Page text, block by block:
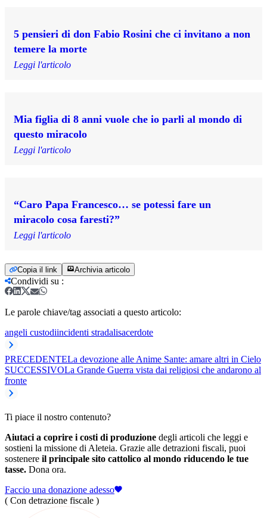
5 pensieri di don Fabio Rosini che ci invitano a non
temere la morte
Leggi l'articolo
Mia figlia di 8 anni vuole che io parli al mondo di
questo miracolo
Leggi l'articolo
“Caro Papa Francesco… se potessi fare un
miracolo cosa faresti?”
Leggi l'articolo
Copia il link Archivia articolo
Condividi su :
Le parole chiave/tag associati a questo articolo:
angeli custodiincidenti stradalisacerdote
PRECEDENTELa devozione alle Anime Sante: amare altri in Cielo
SUCCESSIVOLa Grande Guerra vista dai religiosi che andarono al
fronte
Ti piace il nostro contenuto?
Aiutaci a coprire i costi di produzione degli articoli che leggi e
sostieni la missione di Aleteia. Grazie alle detrazioni fiscali, puoi
sostenere il principale sito cattolico al mondo riducendo le tue
tasse. Dona ora.
Faccio una donazione adesso
( Con detrazione fiscale )